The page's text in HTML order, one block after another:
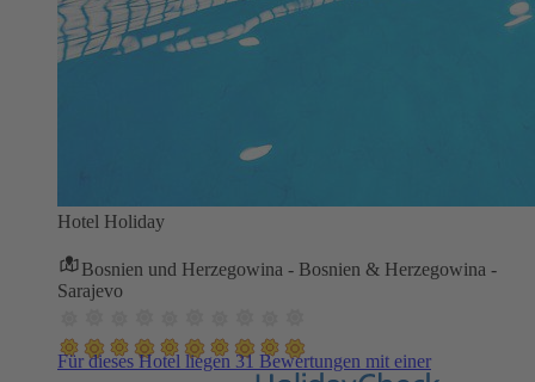
Hotel Holiday
Bosnien und Herzegowina - Bosnien & Herzegowina -
Sarajevo
Für dieses Hotel liegen 31 Bewertungen mit einer